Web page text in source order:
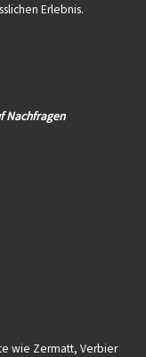
Erlebnis.
Nachfragen
wie Zermatt, Verbier